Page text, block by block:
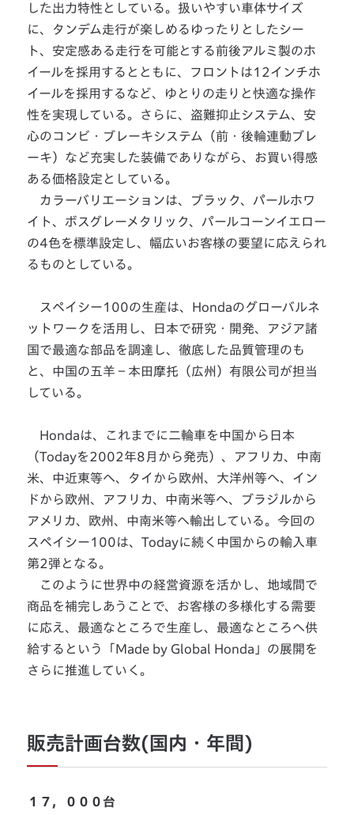
した出力特性としている。扱いやすい車体サイズ
に、タンデム走行が楽しめるゆったりとしたシー
ト、安定感ある走行を可能とする前後アルミ製のホ
イールを採用するとともに、フロントは12インチホ
イールを採用するなど、ゆとりの走りと快適な操作
性を実現している。さらに、盗難抑止システム、安
心のコンビ・ブレーキシステム（前・後輪連動ブレ
ーキ）など充実した装備でありながら、お買い得感
ある価格設定としている。
カラーバリエーションは、ブラック、パールホワ
イト、ボスグレーメタリック、パールコーンイエロー
の4色を標準設定し、幅広いお客様の要望に応えられ
るものとしている。
スペイシー100の生産は、Hondaのグローバルネ
ットワークを活用し、日本で研究・開発、アジア諸
国で最適な部品を調達し、徹底した品質管理のも
と、中国の五羊－本田摩托（広州）有限公司が担当
している。
Hondaは、これまでに二輪車を中国から日本
（Todayを2002年8月から発売）、アフリカ、中南
米、中近東等へ、タイから欧州、大洋州等へ、イン
ドから欧州、アフリカ、中南米等へ、ブラジルから
アメリカ、欧州、中南米等へ輸出している。今回の
スペイシー100は、Todayに続く中国からの輸入車
第2弾となる。
このように世界中の経営資源を活かし、地域間で
商品を補完しあうことで、お客様の多様化する需要
に応え、最適なところで生産し、最適なところへ供
給するという「Made by Global Honda」の展開を
さらに推進していく。
販売計画台数(国内・年間)
１７，０００台